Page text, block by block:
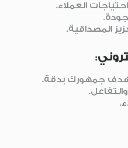
العملاء.
المصداقية.
:
جمهورك بدقة.